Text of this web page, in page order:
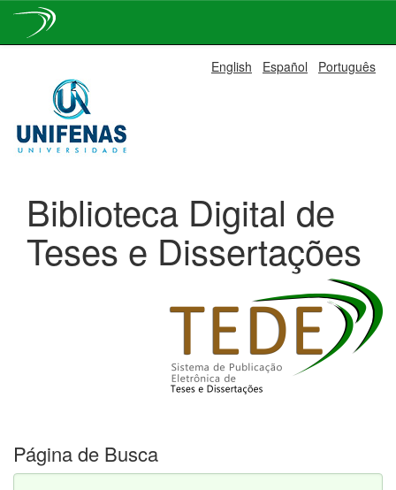
navigation
English Español Português
Biblioteca Digital de
Teses e Dissertações
Página de Busca